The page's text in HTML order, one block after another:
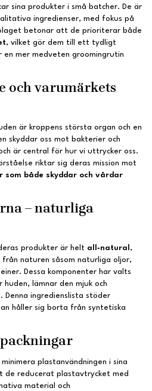
sina produkter i små batcher. De är
ingredienser, med fokus på
betonar att de prioriterar både
, vilket gör dem till ett tydligt
mer medveten groomingrutin
och varumärkets
är kroppens största organ och en
skyddar oss mot bakterier och
är central för hur vi uttrycker oss.
riktar sig deras mission mot
som både skyddar och vårdar
– naturliga
produkter är helt all‑natural ,
naturen såsom naturliga oljor,
Dessa komponenter har valts
lämnar den mjuk och
Denna ingredienslista stöder
håller sig borta från syntetiska
plastanvändningen i sina
de reducerat plastavtrycket med
material och